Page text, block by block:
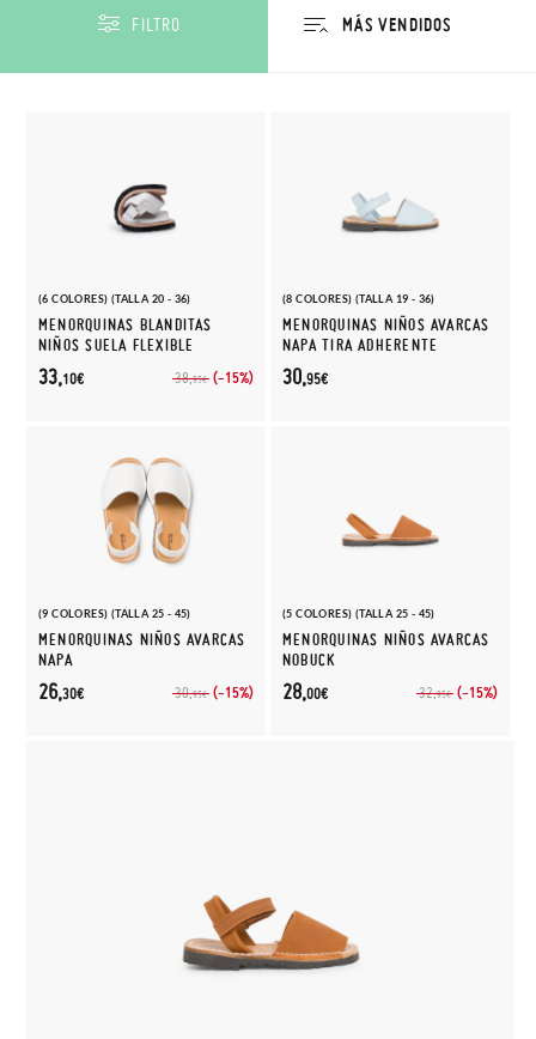
FILTRO
(6 COLORES) (TALLA 20 - 36)
MENORQUINAS BLANDITAS
NIÑOS SUELA FLEXIBLE
38,95€ (-15%)
33,10€
(8 COLORES) (TALLA 19 - 36)
MENORQUINAS NIÑOS AVARCAS
NAPA TIRA ADHERENTE
30,95€
(9 COLORES) (TALLA 25 - 45)
MENORQUINAS NIÑOS AVARCAS
NAPA
30,95€ (-15%)
26,30€
(5 COLORES) (TALLA 25 - 45)
MENORQUINAS NIÑOS AVARCAS
NOBUCK
32,95€ (-15%)
28,00€